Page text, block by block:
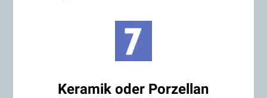
Keramik oder Porzellan